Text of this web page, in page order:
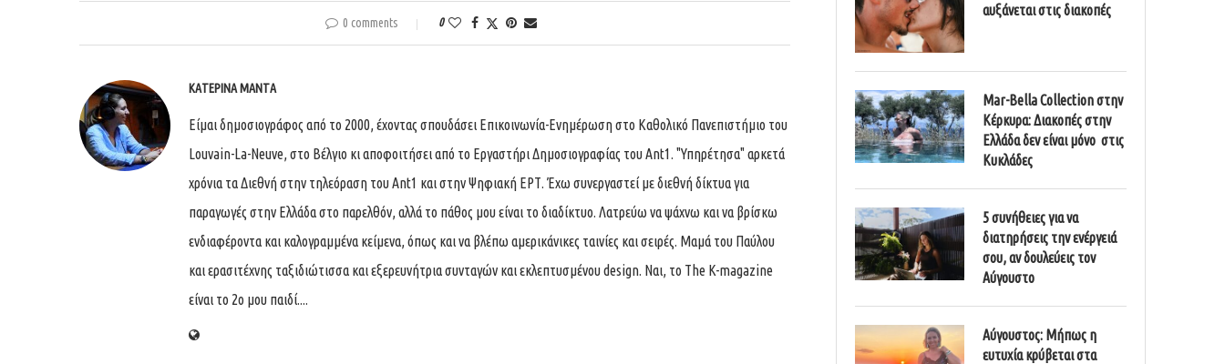
0 comments 0
ΚΑΤΕΡΊΝΑ ΜΑΝΤΆ
Είμαι δημοσιογράφος από το 2000, έχοντας σπουδάσει Επικοινωνία-Ενημέρωση στο Καθολικό Πανεπιστήμιο του
Louvain-La-Neuve, στο Βέλγιο κι αποφοιτήσει από το Εργαστήρι Δημοσιογραφίας του Ant1. "Υπηρέτησα" αρκετά
χρόνια τα Διεθνή στην τηλεόραση του Ant1 και στην Ψηφιακή ΕΡΤ. Έχω συνεργαστεί με διεθνή δίκτυα για
παραγωγές στην Ελλάδα στο παρελθόν, αλλά το πάθος μου είναι το διαδίκτυο. Λατρεύω να ψάχνω και να βρίσκω
ενδιαφέροντα και καλογραμμένα κείμενα, όπως και να βλέπω αμερικάνικες ταινίες και σειρές. Μαμά του Παύλου
και ερασιτέχνης ταξιδιώτισσα και εξερευνήτρια συνταγών και εκλεπτυσμένου design. Ναι, το The K-magazine
είναι το 2ο μου παιδί....
αυξάνεται στις διακοπές
Mar-Bella Collection στην
Κέρκυρα: Διακοπές στην
Ελλάδα δεν είναι μόνο στις
Κυκλάδες
5 συνήθειες για να
διατηρήσεις την ενέργειά
σου, αν δουλεύεις τον
Αύγουστο
Αύγουστος: Μήπως η
ευτυχία κρύβεται στα